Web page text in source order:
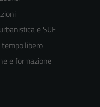
e SUE
libero
e formazione